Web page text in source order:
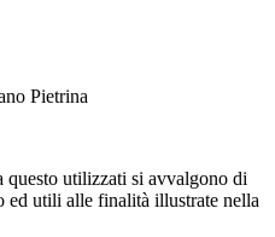
Pietrina
questo utilizzati si avvalgono di
ed utili alle finalità illustrate nella